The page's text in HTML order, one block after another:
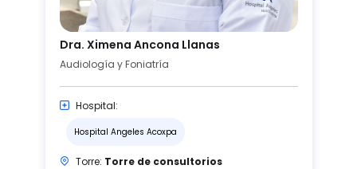
Dra. Ximena Ancona Llanas
Audiología y Foniatría
Hospital:
Hospital Angeles Acoxpa
Torre: Torre de consultorios